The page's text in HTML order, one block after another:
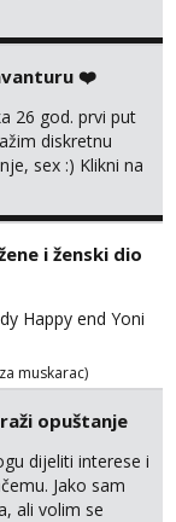
javi što prije da
❤️
26 god. prvi put
diskretnu
sex :) Klikni na
i ženski dio
Happy end Yoni
muskarac)
opuštanje
dijeliti interese i
Jako sam
ali volim se